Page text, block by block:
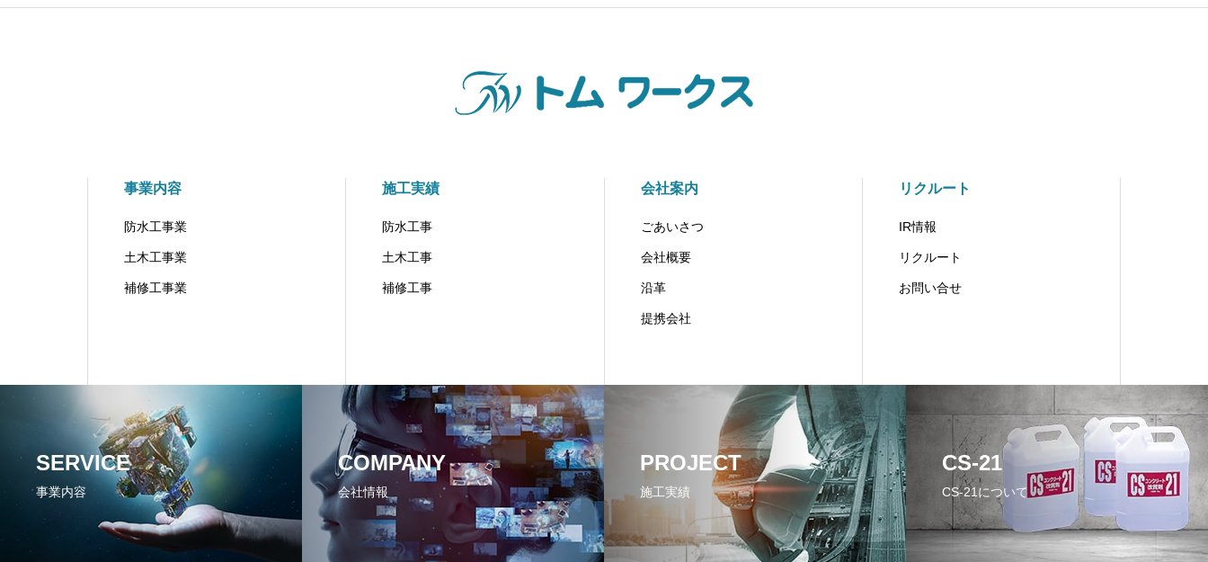
事業内容
防水工事業
土木工事業
補修工事業
施工実績
防水工事
土木工事
補修工事
会社案内
ごあいさつ
会社概要
沿革
提携会社
リクルート
IR情報
リクルート
お問い合せ
SERVICE
事業内容
COMPANY
会社情報
PROJECT
施工実績
CS-21
CS-21について